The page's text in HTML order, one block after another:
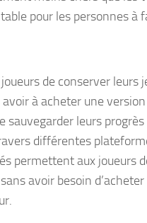
pour les personnes à
de conserver leurs
à acheter une
sauvegarder leurs
différentes
permettent aux joueurs
avoir besoin